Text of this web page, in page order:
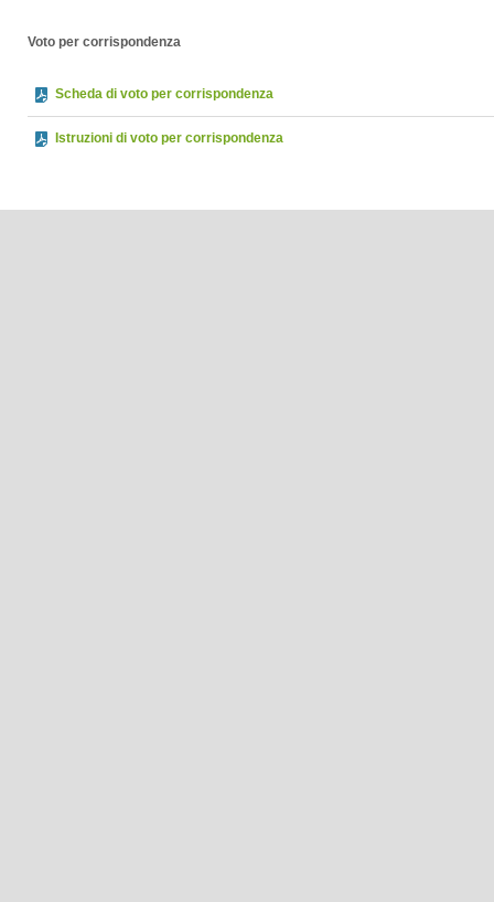
Voto per corrispondenza
Scheda di voto per corrispondenza
Istruzioni di voto per corrispondenza